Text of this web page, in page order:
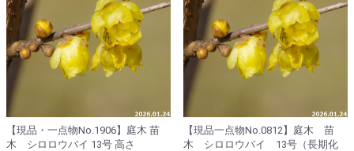
【現品・一点物No.1906】庭木 苗
木 シロロウバイ 13号 高さ
【現品一点物No.0812】庭木 苗
木 シロロウバイ 13号（長期化